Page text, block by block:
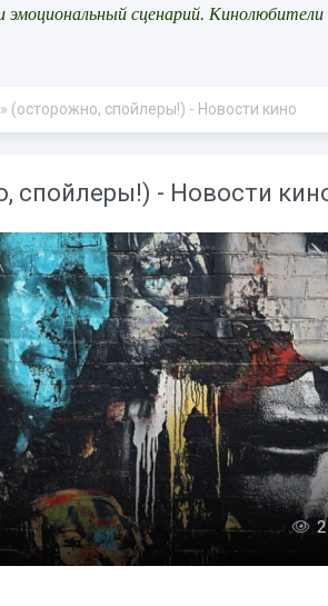
эмоциональный сценарий. Кинолюбители
спойлеры!) - Новости кино
спойлеры!) - Новости
2